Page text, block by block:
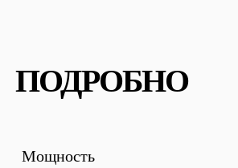
ПОДРОБНО
Мощность